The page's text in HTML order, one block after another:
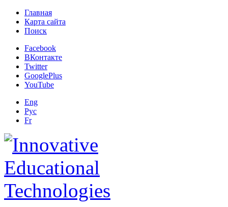
Главная
Карта сайта
Поиск
Facebook
ВКонтакте
Twitter
GooglePlus
YouTube
Eng
Рус
Fr